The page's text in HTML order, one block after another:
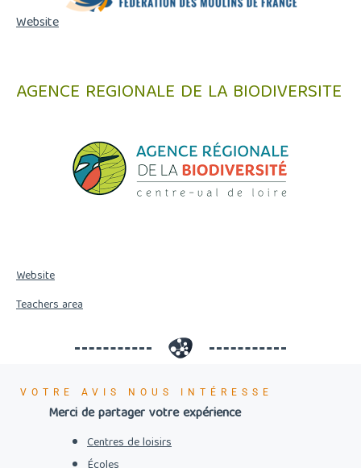
Website
AGENCE REGIONALE DE LA BIODIVERSITE
Website
Teachers area
VOTRE AVIS NOUS INTÉRESSE
Merci de partager votre expérience
Centres de loisirs